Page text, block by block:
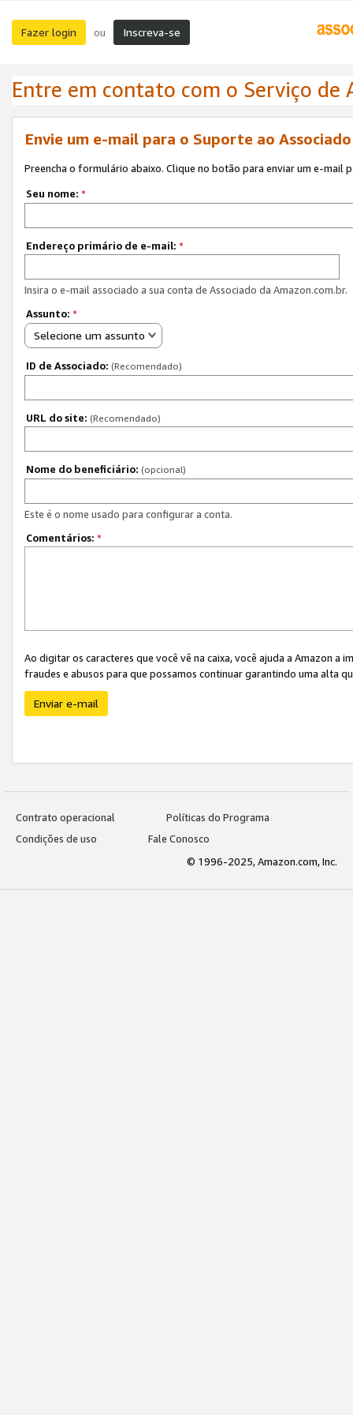
Fazer login ou Inscreva-se
Entre em contato com o Serviço de
Envie um e-mail para o Suporte ao
Preencha o formulário abaixo. Clique no botão para enviar um e-mail
Seu nome: *
Endereço primário de e-mail: *
Insira o e-mail associado a sua conta de Associado da Amazon.com.br.
Assunto: *
Selecione um assunto
ID de Associado: (Recomendado)
URL do site: (Recomendado)
Nome do beneficiário: (opcional)
Este é o nome usado para configurar a conta.
Comentários: *
Ao digitar os caracteres que você vê na caixa, você ajuda a Amazon
fraudes e abusos para que possamos continuar garantindo uma alta
Enviar e-mail
Contrato operacional
Políticas do Programa
Condições de uso
Fale Conosco
© 1996-2025, Amazon.com, Inc.